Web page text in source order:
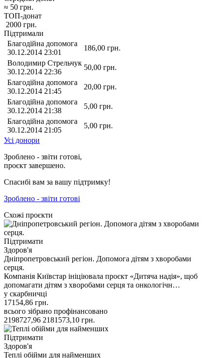
≈ 50 грн.
ТОП-донат
2000 грн.
Підтримали
Благодійна допомога
30.12.2014 23:01
186,00 грн.
Володимир Стрельчук
30.12.2014 22:36
50,00 грн.
Благодійна допомога
30.12.2014 21:45
20,00 грн.
Благодійна допомога
30.12.2014 21:38
5,00 грн.
Благодійна допомога
30.12.2014 21:05
5,00 грн.
Усі донори
Зроблено - звіти готові,
проєкт завершено.
Спасибі вам за вашу підтримку!
Зроблено - звіти готові
Схожі проєкти
Підтримати
Здоров'я
Дніпропетровський регіон. Допомога дітям з хворобами
серця.
Компанія Київстар ініціювала проєкт «Дитяча надія», щоб
допомагати дітям з хворобами серця та онкологічн…
у скарбничці
17154,86 грн.
всього зібрано профінансовано
2198727,96 2181573,10 грн.
Підтримати
Здоров'я
Теплі обійми для найменших